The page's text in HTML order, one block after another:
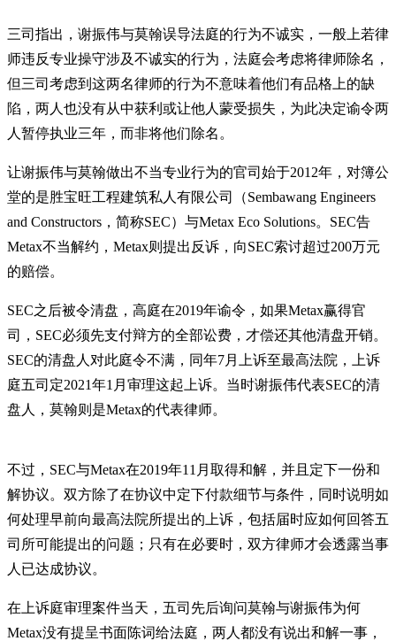
三司指出，谢振伟与莫翰误导法庭的行为不诚实，一般上若律
师违反专业操守涉及不诚实的行为，法庭会考虑将律师除名，
但三司考虑到这两名律师的行为不意味着他们有品格上的缺
陷，两人也没有从中获利或让他人蒙受损失，为此决定谕令两
人暂停执业三年，而非将他们除名。
让谢振伟与莫翰做出不当专业行为的官司始于2012年，对簿公
堂的是胜宝旺工程建筑私人有限公司（Sembawang Engineers
and Constructors，简称SEC）与Metax Eco Solutions。SEC告
Metax不当解约，Metax则提出反诉，向SEC索讨超过200万元
的赔偿。
SEC之后被令清盘，高庭在2019年谕令，如果Metax赢得官
司，SEC必须先支付辩方的全部讼费，才偿还其他清盘开销。
SEC的清盘人对此庭令不满，同年7月上诉至最高法院，上诉
庭五司定2021年1月审理这起上诉。当时谢振伟代表SEC的清
盘人，莫翰则是Metax的代表律师。
不过，SEC与Metax在2019年11月取得和解，并且定下一份和
解协议。双方除了在协议中定下付款细节与条件，同时说明如
何处理早前向最高法院所提出的上诉，包括届时应如何回答五
司所可能提出的问题；只有在必要时，双方律师才会透露当事
人已达成协议。
在上诉庭审理案件当天，五司先后询问莫翰与谢振伟为何
Metax没有提呈书面陈词给法庭，两人都没有说出和解一事，